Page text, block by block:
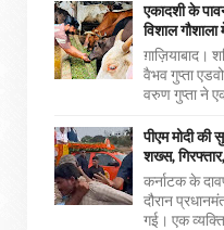
एकादशी के
विशाल
ग़ाज़ियाबाद।
वैभव गुप्ता
वरुण गुप्ता ने
पीएम मोदी
शख्स,
कर्नाटक के
दौरान
गई। एक